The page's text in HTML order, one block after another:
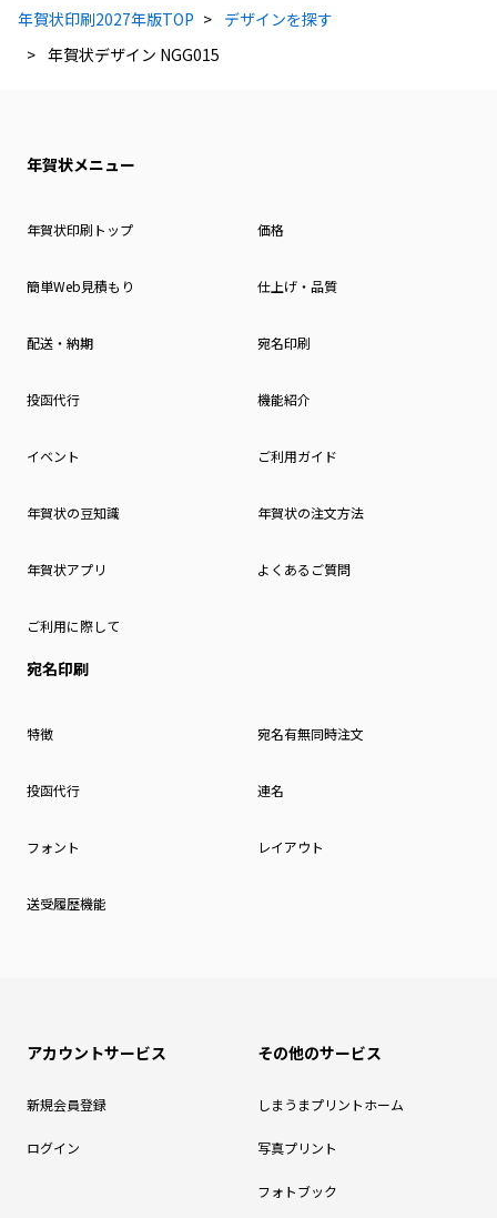
年賀状印刷2027年版TOP
デザインを探す
年賀状デザイン NGG015
年賀状メニュー
年賀状印刷トップ 価格
簡単Web見積もり 仕上げ・品質
配送・納期 宛名印刷
投函代行 機能紹介
イベント ご利用ガイド
年賀状の豆知識 年賀状の注文方法
年賀状アプリ よくあるご質問
ご利用に際して
宛名印刷
特徴 宛名有無同時注文
投函代行 連名
フォント レイアウト
送受履歴機能
アカウントサービス
新規会員登録
ログイン
その他のサービス
しまうまプリントホーム
写真プリント
フォトブック